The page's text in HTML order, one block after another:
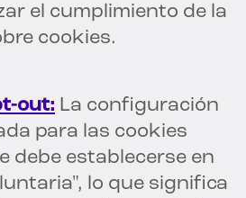
el cumplimiento de la
cookies.
out: La configuración
para las cookies
debe establecerse en
lo que significa